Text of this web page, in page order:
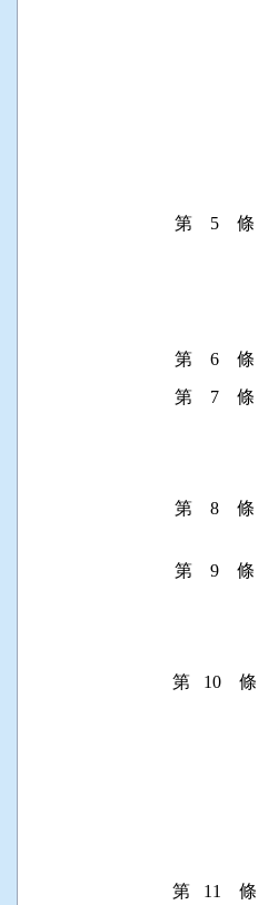
第 5 條
第 6 條
第 7 條
第 8 條
第 9 條
第 10 條
第 11 條